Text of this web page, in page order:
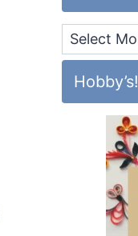
Archief
Hobby’s!